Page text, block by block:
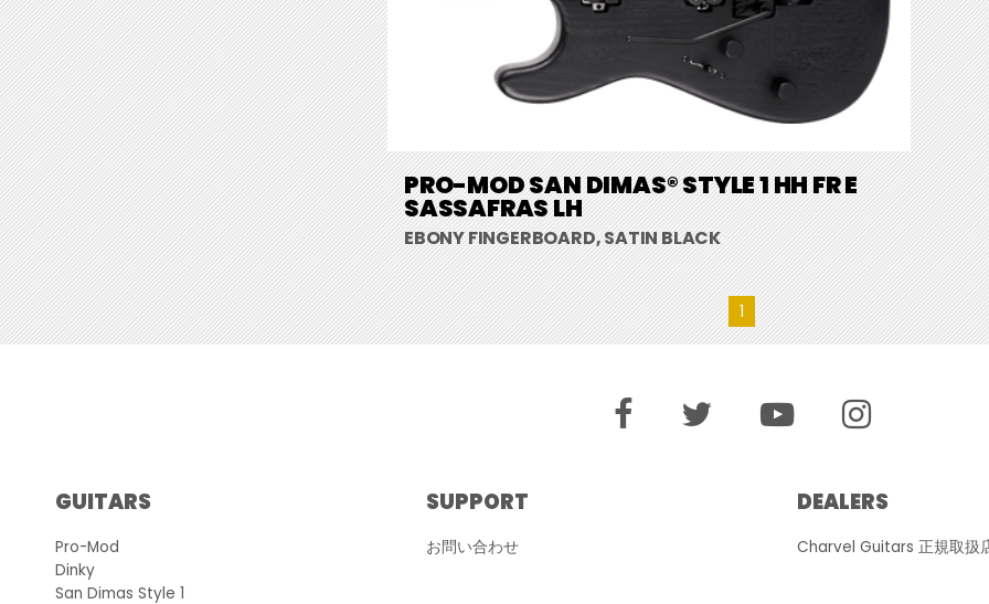
PRO-MOD SAN DIMAS® STYLE 1 HH FR E
SASSAFRAS LH
EBONY FINGERBOARD, SATIN BLACK
1
GUITARS
Pro-Mod
Dinky
San Dimas Style 1
SUPPORT
お問い合わせ
DEALERS
Charvel Guitars 正規取扱